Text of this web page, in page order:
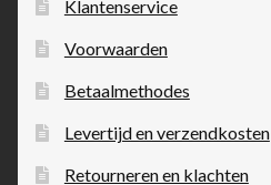
Klantenservice
Voorwaarden
Betaalmethodes
Levertijd en verzendkosten
Retourneren en klachten